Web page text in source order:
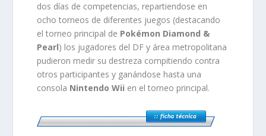
dos días de competencias, repartiendose en
ocho torneos de diferentes juegos (destacando
el torneo principal de Pokémon Diamond &
Pearl) los jugadores del DF y área metropolitana
pudieron medir su destreza compitiendo contra
otros participantes y ganándose hasta una
consola Nintendo Wii en el torneo principal.